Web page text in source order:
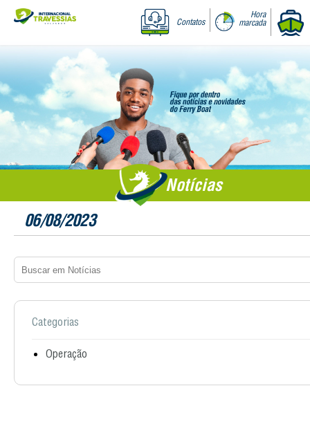
Contatos
Hora
marcada
Notícias
06/08/2023
Categorias
Operação